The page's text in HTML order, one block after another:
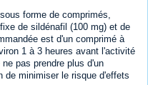
forme de comprimés,
de sildénafil (100 mg) et de
est d'un comprimé à
1 à 3 heures avant l'activité
pas prendre plus d'un
de minimiser le risque d'effets